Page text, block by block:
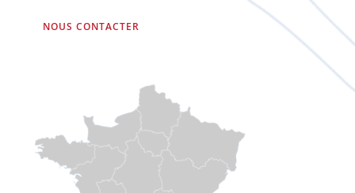
NOUS CONTACTER